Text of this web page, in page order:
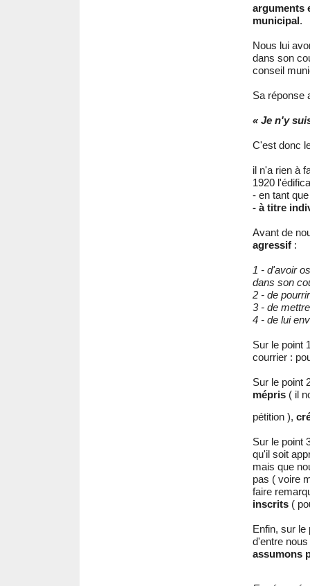
arguments
municipal.
Nous lui
dans son
conseil
Sa réponse
« Je n'y
C'est donc
il n'a rien à
1920
- en tant
- à titre
Avant de
agressif :
1 - d'avoir
dans son
2 - de
3 - de
4 - de lui
Sur le point
courrier :
Sur le point
mépris ( il
pétition ),
Sur le point
qu'il soit
mais que
pas ( voire
faire
inscrits (
Enfin, sur le
d'entre
assumons